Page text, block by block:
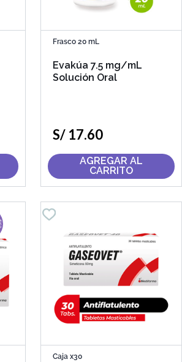
Frasco 20 mL
Evakúa 7.5 mg/mL
Solución Oral
S/ 17.60
AGREGAR AL
CARRITO
Caja x30